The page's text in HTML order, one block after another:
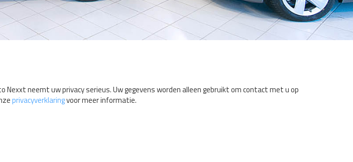
neemt uw privacy serieus. Uw gegevens worden alleen gebruikt om contact met u op
privacyverklaringvoor meer informatie.